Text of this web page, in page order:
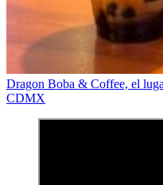
Dragon Boba & Coffee, el
CDMX